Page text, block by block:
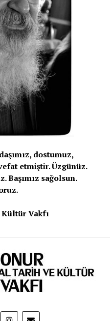
dostumuz,
etmiştir. Üzgünüz.
Başımız sağolsun.
Vakfı